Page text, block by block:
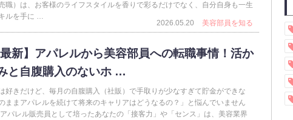
職）は、お客様のライフスタイルを香りで彩るだけでなく、自分自身も一生
ルを手に …
2026.05.20
美容部員を知る
最新】アパレルから美容部員への転職事情！活か
と自腹購入のないホ …
好きだけど、毎月の自腹購入（社販）で手取りが少なすぎて貯金ができな
ままアパレルを続けて将来のキャリアはどうなるの？」と悩んでいません
パレル販売員として培ったあなたの「接客力」や「センス」は、美容業界